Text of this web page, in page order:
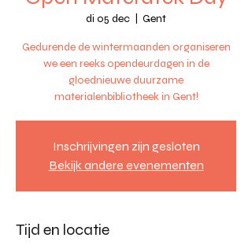
di 05 dec Gent
Gedurende de wintermaanden organiseren
we een reeks opendeurdagen in de
gloednieuwe duurzame
materialenbibliotheek in Gent!
Inschrijvingen zijn gesloten
Bekijk andere evenementen
Tijd en locatie